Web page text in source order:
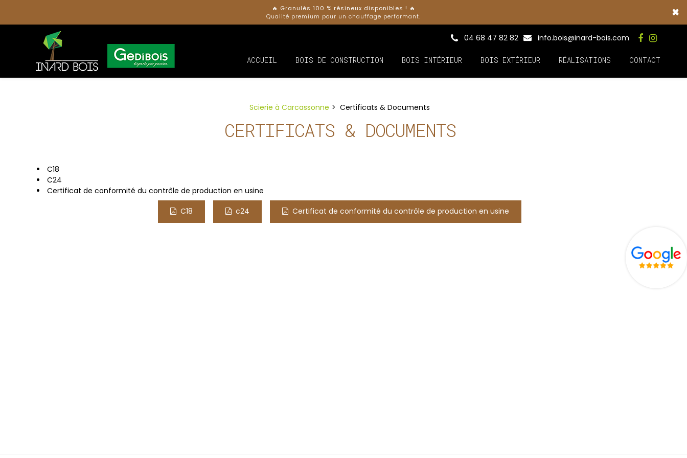
🔥 Granulés 100 % résineux disponibles ! 🔥
Qualité premium pour un chauffage performant.
×
04 68 47 82 82 info.bois@inard-bois.com
ACCUEIL BOIS DE CONSTRUCTION BOIS INTÉRIEUR BOIS EXTÉRIEUR RÉALISATIONS CONTACT
Scierie à Carcassonne Certificats & Documents
CERTIFICATS & DOCUMENTS
C18
C24
Certificat de conformité du contrôle de production en usine
C18 c24 Certificat de conformité du contrôle de production en usine